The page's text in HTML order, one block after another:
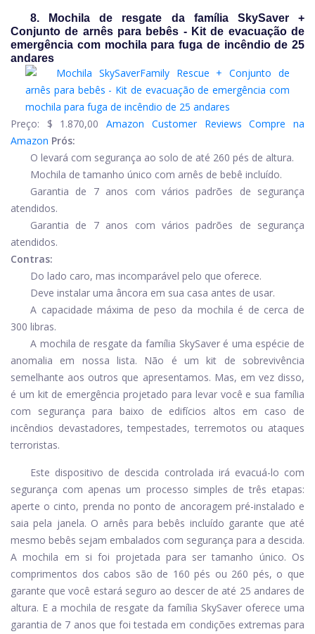
8. Mochila de resgate da família SkySaver +
Conjunto de arnês para bebês - Kit de evacuação de
emergência com mochila para fuga de incêndio de 25
andares
Preço: $ 1.870,00 Amazon Customer Reviews Compre na
Amazon Prós:
O levará com segurança ao solo de até 260 pés de altura.
Mochila de tamanho único com arnês de bebê incluído.
Garantia de 7 anos com vários padrões de segurança
atendidos.
Garantia de 7 anos com vários padrões de segurança
atendidos.
Contras:
Do lado caro, mas incomparável pelo que oferece.
Deve instalar uma âncora em sua casa antes de usar.
A capacidade máxima de peso da mochila é de cerca de
300 libras.
A mochila de resgate da família SkySaver é uma espécie de
anomalia em nossa lista. Não é um kit de sobrevivência
semelhante aos outros que apresentamos. Mas, em vez disso,
é um kit de emergência projetado para levar você e sua família
com segurança para baixo de edifícios altos em caso de
incêndios devastadores, tempestades, terremotos ou ataques
terroristas.
Este dispositivo de descida controlada irá evacuá-lo com
segurança com apenas um processo simples de três etapas:
aperte o cinto, prenda no ponto de ancoragem pré-instalado e
saia pela janela. O arnês para bebês incluído garante que até
mesmo bebês sejam embalados com segurança para a descida.
A mochila em si foi projetada para ser tamanho único. Os
comprimentos dos cabos são de 160 pés ou 260 pés, o que
garante que você estará seguro ao descer de até 25 andares de
altura. E a mochila de resgate da família SkySaver oferece uma
garantia de 7 anos que foi testada em condições extremas para